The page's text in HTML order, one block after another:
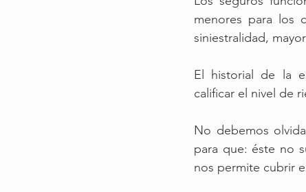
menores para los
siniestralidad,
El historial de la
calificar el nivel de
No debemos
para que: éste no
nos permite cubrir